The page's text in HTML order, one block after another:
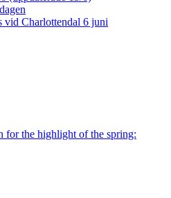
vid Charlottendal 6 juni
for the highlight of the spring: